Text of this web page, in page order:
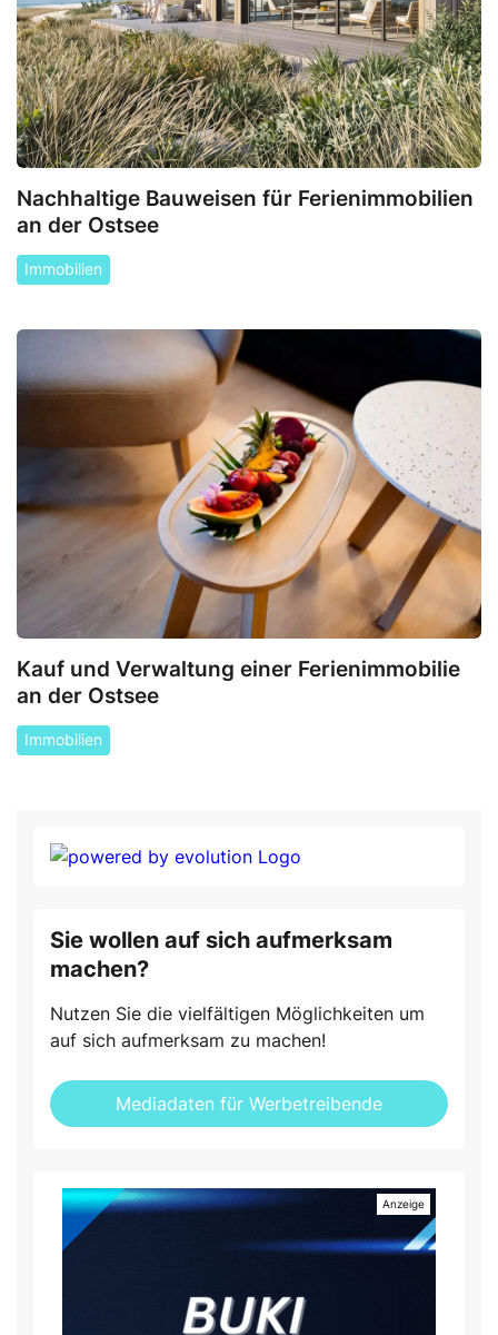
Nachhaltige Bauweisen für Ferienimmobilien
an der Ostsee
Immobilien
Kauf und Verwaltung einer Ferienimmobilie
an der Ostsee
Immobilien
Sie wollen auf sich aufmerksam
machen?
Nutzen Sie die vielfältigen Möglichkeiten um
auf sich aufmerksam zu machen!
Mediadaten für Werbetreibende